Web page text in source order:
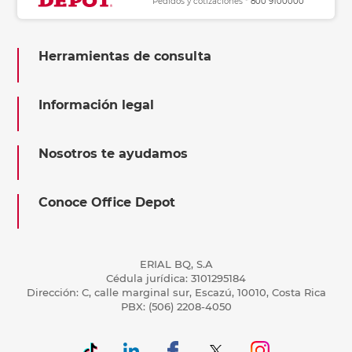
Herramientas de consulta
Información legal
Nosotros te ayudamos
Conoce Office Depot
ERIAL BQ, S.A
Cédula jurídica: 3101295184
Dirección: C, calle marginal sur, Escazú, 10010, Costa Rica
PBX: (506) 2208-4050